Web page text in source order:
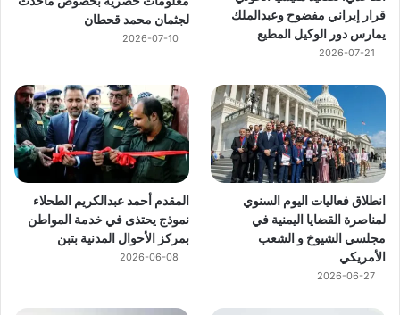
قرار إيراني مفضوح وعبدالملك
يمارس دور الوكيل المطيع
2026-07-21
لجثمان محمد قحطان
2026-07-10
انطلاق فعاليات اليوم السنوي
لمناصرة القضايا اليمنية في
مجلسي الشيوخ و الشعب
الأمريكي
2026-06-27
المقدم أحمد عبدالكريم الطحلاء
نموذج يحتذى في خدمة المواطن
بمركز الأحوال المدنية بتبن
2026-06-08